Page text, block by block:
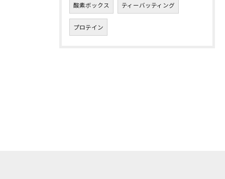
酸素ボックス ティーバッティング
プロテイン